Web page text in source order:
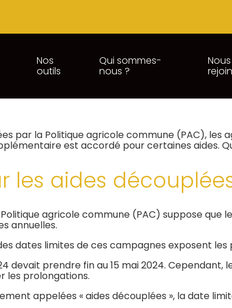
Nos
outils
Qui sommes-
nous ?
Nous
TÉLÉDÉCLARATIONS
par la Politique agricole commune (PAC), les
est accordé pour certaines aides.
les aides
agricole commune (PAC) suppose que
annuelles.
dates limites de ces campagnes exposent
devait prendre fin au 15 mai 2024. Cependant,
les prolongations.
appelées « aides découplées », la date